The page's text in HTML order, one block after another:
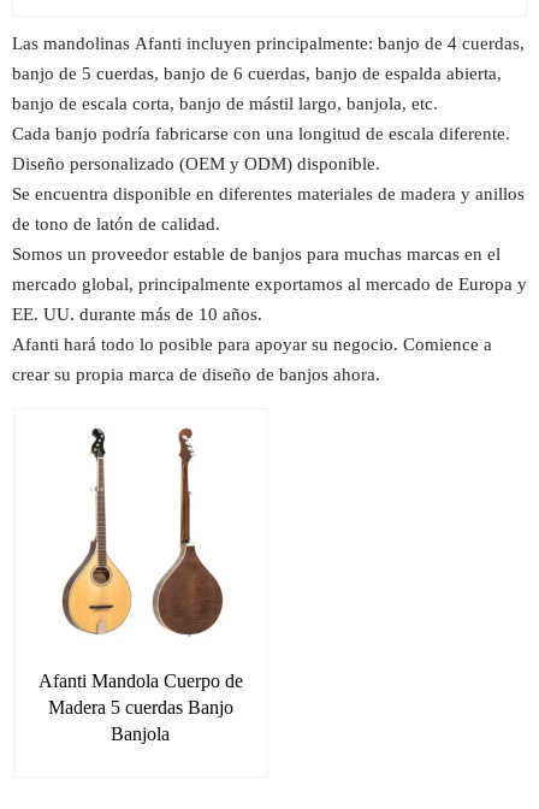
Las mandolinas Afanti incluyen principalmente: banjo de 4 cuerdas,
banjo de 5 cuerdas, banjo de 6 cuerdas, banjo de espalda abierta,
banjo de escala corta, banjo de mástil largo, banjola, etc.
Cada banjo podría fabricarse con una longitud de escala diferente.
Diseño personalizado (OEM y ODM) disponible.
Se encuentra disponible en diferentes materiales de madera y anillos
de tono de latón de calidad.
Somos un proveedor estable de banjos para muchas marcas en el
mercado global, principalmente exportamos al mercado de Europa y
EE. UU. durante más de 10 años.
Afanti hará todo lo posible para apoyar su negocio. Comience a
crear su propia marca de diseño de banjos ahora.
Afanti Mandola Cuerpo de
Madera 5 cuerdas Banjo
Banjola